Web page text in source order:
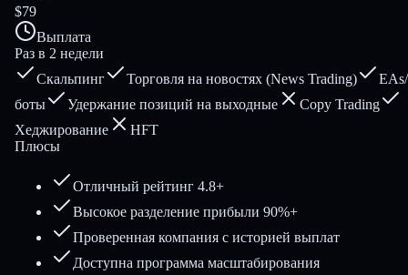
$79
Выплата
Раз в 2 недели
Скальпинг
Торговля на новостях (News Trading)
EAs/
боты
Удержание позиций на выходные
Copy Trading
Хеджирование
HFT
Плюсы
Отличный рейтинг 4.8+
Высокое разделение прибыли 90%+
Проверенная компания с историей выплат
Доступна программа масштабирования